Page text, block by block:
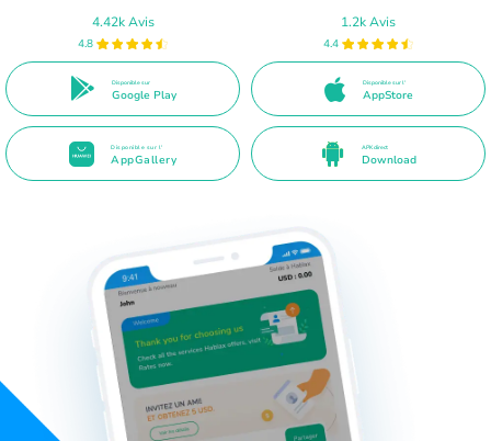
4.42k Avis
4.8
Disponible sur
Google Play
1.2k Avis
4.4
Disponible sur l'
AppStore
Disponible sur l'
AppGallery
APK direct
Download